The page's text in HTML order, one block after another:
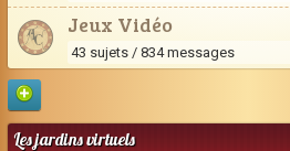
Jeux Vidéo
43 sujets / 834 messages
Les jardins virtuels